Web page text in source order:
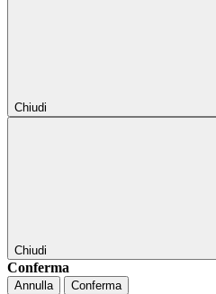
Chiudi
Chiudi
Conferma
Annulla Conferma